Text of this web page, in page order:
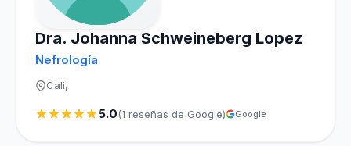
Dra. Johanna Schweineberg Lopez
Nefrología
Cali,
5.0(1 reseñas de Google) Google